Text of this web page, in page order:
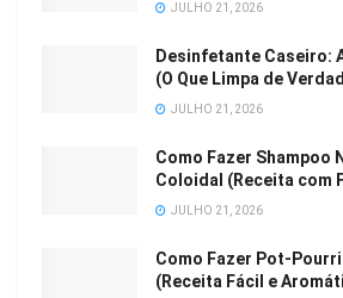
JULHO 21, 2026
Desinfetante Caseiro:
(O Que Limpa de
JULHO 21, 2026
Como Fazer Shampoo
Coloidal (Receita com
JULHO 21, 2026
Como Fazer Pot-
(Receita Fácil e